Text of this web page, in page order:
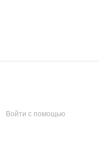
Войти с помощью